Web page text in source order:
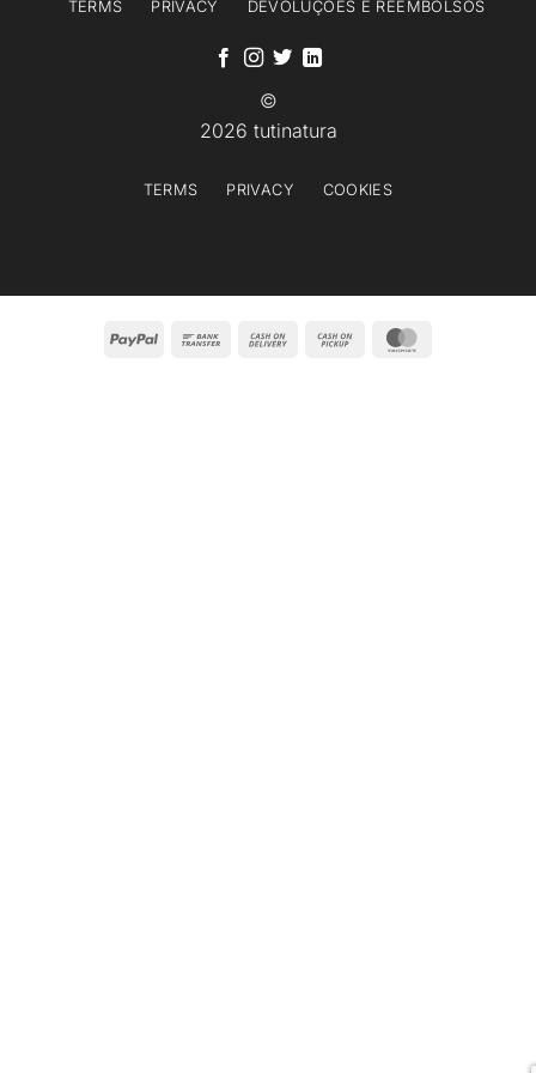
TERMS PRIVACY DEVOLUÇÕES E REEMBOLSOS
©
2026 tutinatura
TERMS PRIVACY COOKIES
PayPal
Bank
Cash
Cash